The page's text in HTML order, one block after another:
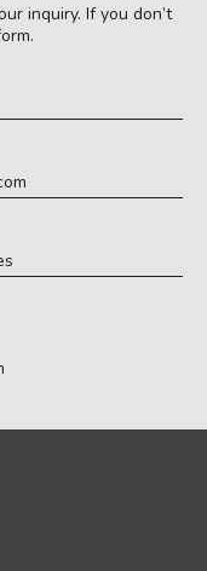
inquiry. If you don’t